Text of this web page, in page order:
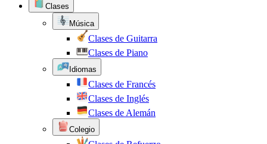
Clases
Música
Clases de Guitarra
Clases de Piano
Idiomas
Clases de Francés
Clases de Inglés
Clases de Alemán
Colegio